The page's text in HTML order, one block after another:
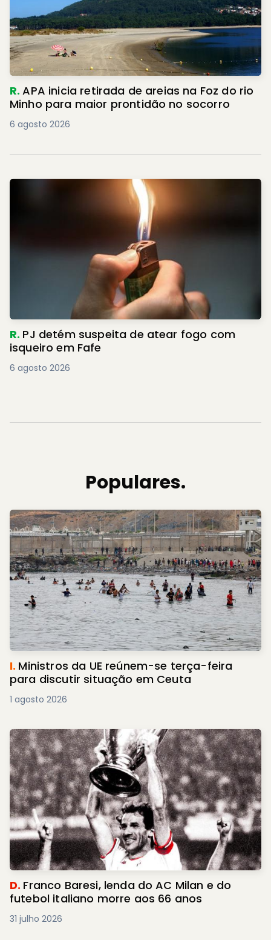
R.APA inicia retirada de areias na Foz do rio
Minho para maior prontidão no socorro
6 agosto 2026
R. PJ detém suspeita de atear fogo com
isqueiro em Fafe
6 agosto 2026
Populares.
I. Ministros da UE reúnem-se terça-feira
para discutir situação em Ceuta
1 agosto 2026
D. Franco Baresi, lenda do AC Milan e do
futebol italiano morre aos 66 anos
31 julho 2026